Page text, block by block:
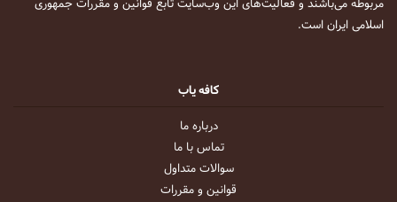
مربوطه می‌باشند و فعالیت‌های این وب‌سایت تابع قوانین و مقررات جمهوری
اسلامی ایران است.
کافه یاب
درباره ما
تماس با ما
سوالات متداول
قوانین و مقررات